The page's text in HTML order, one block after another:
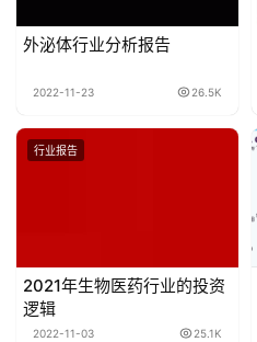
外泌体行业分析报告
2022-11-23 26.5K
行业报告
2021年生物医药行业的投资
逻辑
2022-11-03 25.1K